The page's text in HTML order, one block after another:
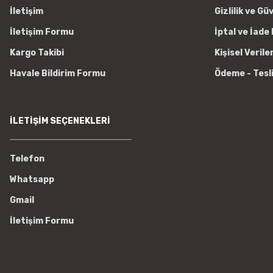
İletişim
İletişim Formu
Kargo Takibi
Havale Bildirim Formu
Gizlilik ve
İptal ve İade
Kişisel
Ödeme -
İLETİŞİM SEÇENEKLERİ
Telefon
Whatsapp
Gmail
İletişim Formu